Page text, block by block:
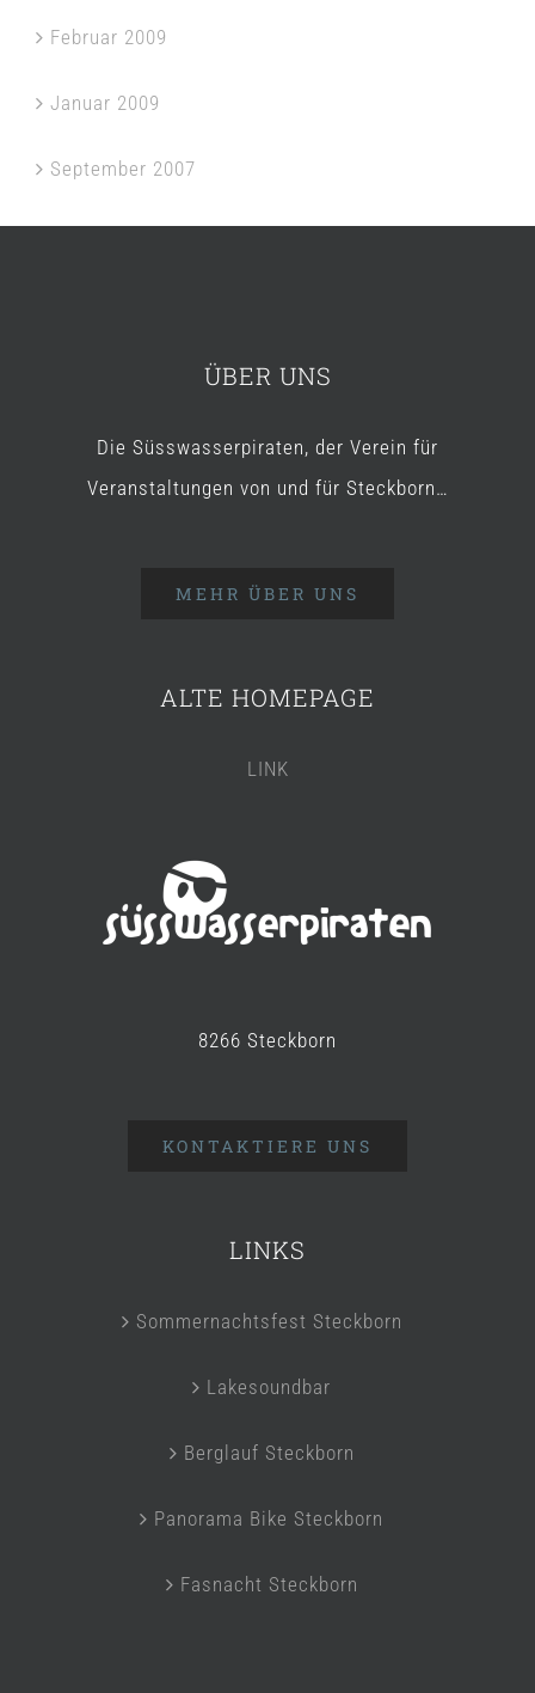
Februar 2009
Januar 2009
September 2007
ÜBER UNS
Die Süsswasserpiraten, der Verein für
Veranstaltungen von und für Steckborn…
MEHR ÜBER UNS
ALTE HOMEPAGE
LINK
8266 Steckborn
KONTAKTIERE UNS
LINKS
Sommernachtsfest Steckborn
Lakesoundbar
Berglauf Steckborn
Panorama Bike Steckborn
Fasnacht Steckborn